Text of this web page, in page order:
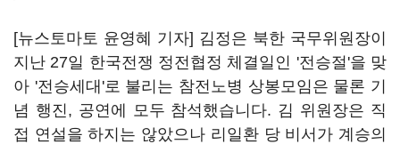
[뉴스토마토 윤영혜 기자] 김정은 북한 국무위원장이
지난 27일 한국전쟁 정전협정 체결일인 '전승절'을 맞
아 '전승세대'로 불리는 참전노병 상봉모임은 물론 기
념 행진, 공연에 모두 참석했습니다. 김 위원장은 직
접 연설을 하지는 않았으나 리일환 당 비서가 계승의